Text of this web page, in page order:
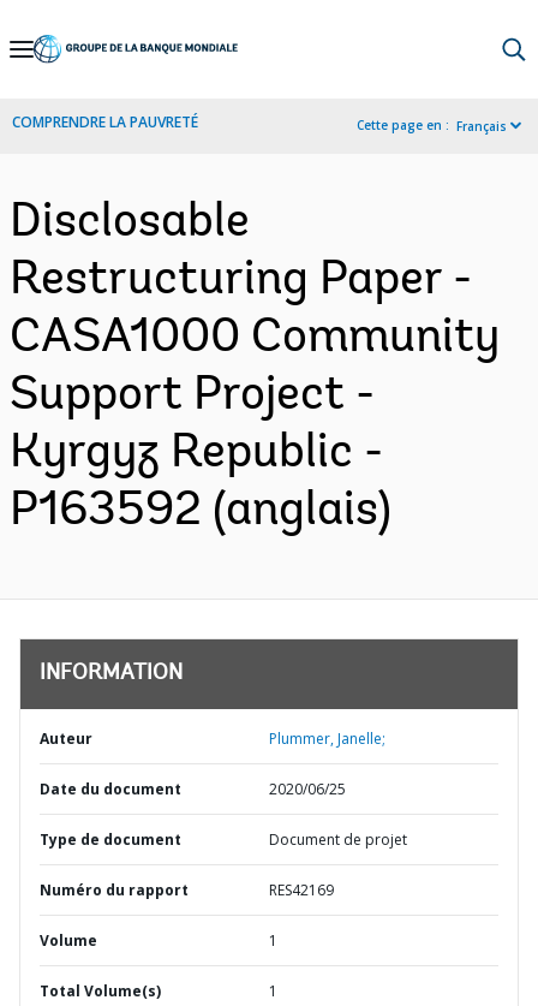
Skip
Navigation
COMPRENDRE LA PAUVRETÉ Cette page en : Français
Disclosable
Restructuring Paper -
CASA1000 Community
Support Project -
Kyrgyz Republic -
P163592 (anglais)
INFORMATION
Auteur Plummer, Janelle;
Date du document 2020/06/25
Type de document Document de projet
Numéro du rapport RES42169
Volume 1
Total Volume(s) 1